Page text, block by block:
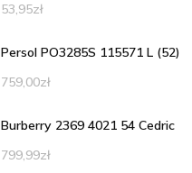
53,95zł
Persol PO3285S 115571 L (52)
759,00zł
Burberry 2369 4021 54 Cedric
799,99zł